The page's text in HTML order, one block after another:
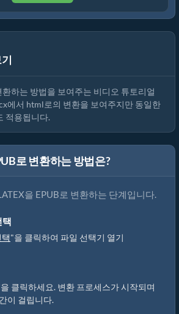
하는 방법
하는 방법을 보여주는 비디오 튜토리얼
에서 html로의 변환을 보여주지만 동일한
적용됩니다.
로 변환하는 방법은?
을 EPUB로 변환하는 단계입니다.
택
"을 클릭하여 파일 선택기 열기
클릭하세요. 변환 프로세스가 시작되며
이 걸립니다.